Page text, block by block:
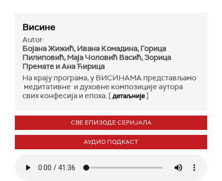
Висине
Autor:
Бојана Жижић, Ивана Комадина, Горица
Пилиповић, Маја Чоловић Васић, Зорица
Премате и Ана Ћирица
На крају програма, у ВИСИНАМА представљамо
медитативне и духовне композиције аутора
свих конфесија и епоха. [детаљније]
СВЕ ЕПИЗОДЕ СЕРИЈАЛА
АУДИО ПОДКАСТ